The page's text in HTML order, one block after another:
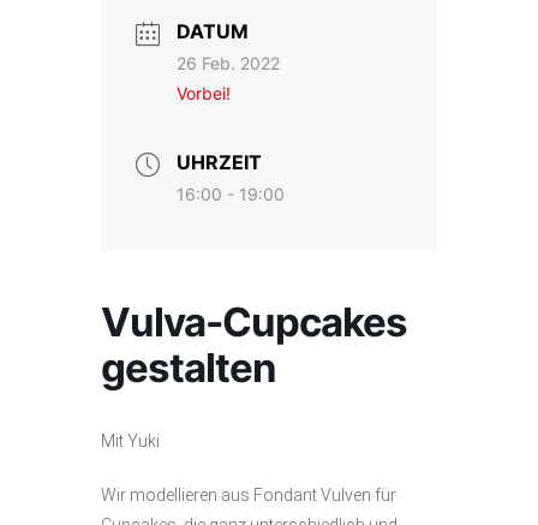
DATUM
26 Feb. 2022
Vorbei!
UHRZEIT
16:00 - 19:00
Vulva-Cupcakes
gestalten
Mit Yuki
Wir modellieren aus Fondant Vulven für